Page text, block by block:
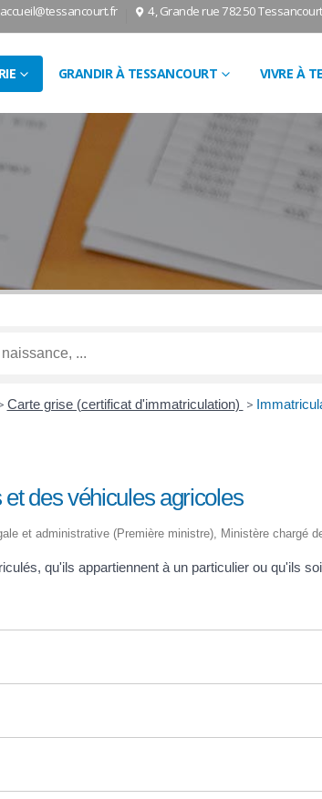
accueil@tessancourt.fr 4, Grande rue 78250
GRANDIR À TESSANCOURT VIVRE À
Carte grise (certificat d'immatriculation) >
des véhicules agricoles
et administrative (Première ministre), Ministère chargé
qu'ils appartiennent à un particulier ou qu'ils